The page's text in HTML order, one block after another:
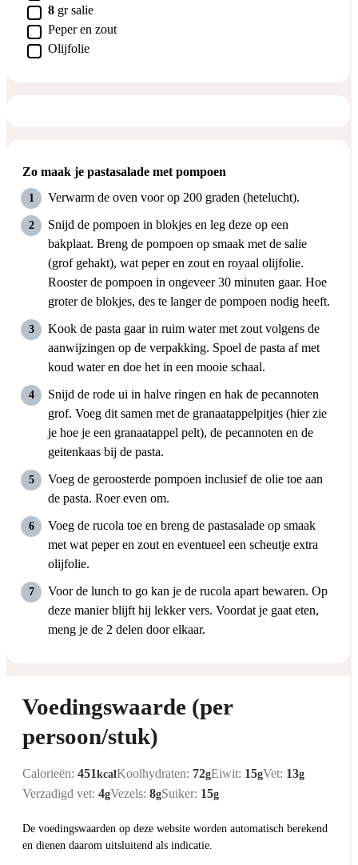
▢
8 gr salie
▢
Peper en zout
▢
Olijfolie
Zo maak je pastasalade met pompoen
Verwarm de oven voor op 200 graden (hetelucht).
Snijd de pompoen in blokjes en leg deze op een
bakplaat. Breng de pompoen op smaak met de salie
(grof gehakt), wat peper en zout en royaal olijfolie.
Rooster de pompoen in ongeveer 30 minuten gaar. Hoe
groter de blokjes, des te langer de pompoen nodig heeft.
Kook de pasta gaar in ruim water met zout volgens de
aanwijzingen op de verpakking. Spoel de pasta af met
koud water en doe het in een mooie schaal.
Snijd de rode ui in halve ringen en hak de pecannoten
grof. Voeg dit samen met de granaatappelpitjes (hier zie
je hoe je een granaatappel pelt), de pecannoten en de
geitenkaas bij de pasta.
Voeg de geroosterde pompoen inclusief de olie toe aan
de pasta. Roer even om.
Voeg de rucola toe en breng de pastasalade op smaak
met wat peper en zout en eventueel een scheutje extra
olijfolie.
Voor de lunch to go kan je de rucola apart bewaren. Op
deze manier blijft hij lekker vers. Voordat je gaat eten,
meng je de 2 delen door elkaar.
Voedingswaarde (per
persoon/stuk)
Calorieën: 451kcal Koolhydraten: 72gEiwit: 15gVet: 13g
Verzadigd vet: 4gVezels: 8gSuiker: 15g
De voedingswaarden op deze website worden automatisch berekend
en dienen daarom uitsluitend als indicatie.